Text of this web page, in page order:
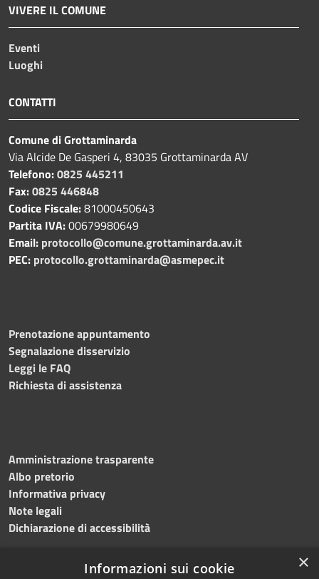
VIVERE IL COMUNE
Eventi
Luoghi
CONTATTI
Comune di Grottaminarda
Via Alcide De Gasperi 4, 83035 Grottaminarda AV
Telefono:0825 445211
Fax:0825 446848
Codice Fiscale:81000450643
Partita IVA:00679980649
Email: protocollo@comune.grottaminarda.av.it
PEC: protocollo.grottaminarda@asmepec.it
Prenotazione appuntamento
Segnalazione disservizio
Leggi le FAQ
Richiesta di assistenza
Amministrazione trasparente
Albo pretorio
Informativa privacy
Note legali
Dichiarazione di accessibilità
×
Informazioni sui cookie